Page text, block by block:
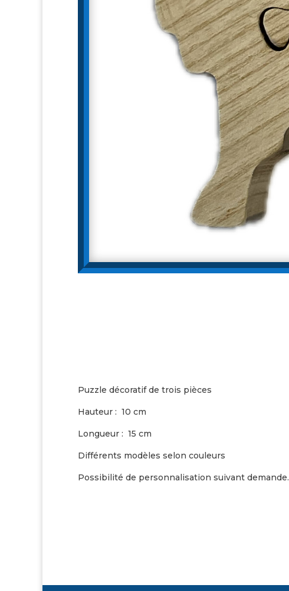
Puzzle décoratif de trois pièces
Hauteur : 10 cm
Longueur : 15 cm
Différents modèles selon couleurs
Possibilité de personnalisation suivant demande.